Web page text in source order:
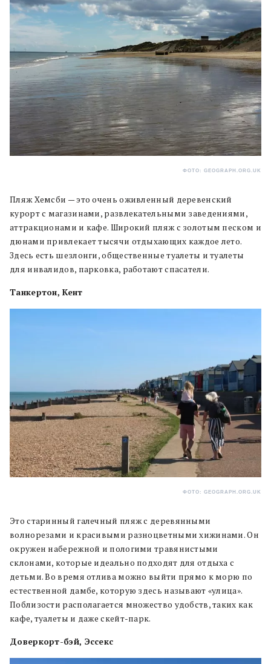
ФОТО: GEOGRAPH.ORG.UK
Пляж Хемсби — это очень оживленный деревенский
курорт с магазинами, развлекательными заведениями,
аттракционами и кафе. Широкий пляж с золотым песком и
дюнами привлекает тысячи отдыхающих каждое лето.
Здесь есть шезлонги, общественные туалеты и туалеты
для инвалидов, парковка, работают спасатели.
Танкертон, Кент
ФОТО: GEOGRAPH.ORG.UK
Это старинный галечный пляж с деревянными
волнорезами и красивыми разноцветными хижинами. Он
окружен набережной и пологими травянистыми
склонами, которые идеально подходят для отдыха с
детьми. Во время отлива можно выйти прямо к морю по
естественной дамбе, которую здесь называют «улица».
Поблизости располагается множество удобств, таких как
кафе, туалеты и даже скейт-парк.
Доверкорт-бэй, Эссекс